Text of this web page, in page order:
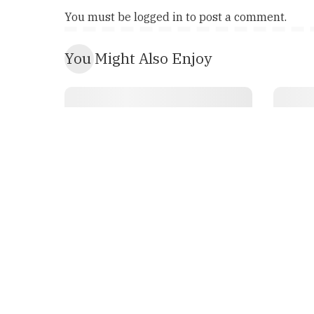
You must be logged in to post a comment.
You Might Also Enjoy